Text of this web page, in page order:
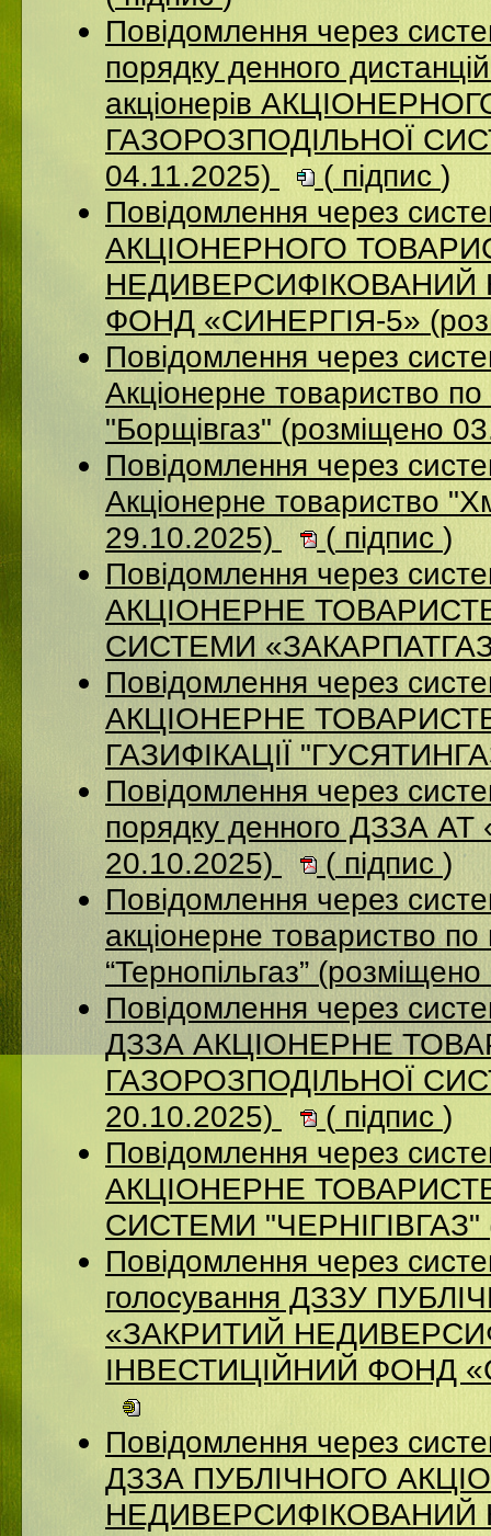
Повідомлення через
порядку денного
акціонерів
ГАЗОРОЗПОДІЛЬНОЇ
04.11.2025)
( підпис )
Повідомлення через
АКЦІОНЕРНОГО
НЕДИВЕРСИФІКОВАНИЙ
ФОНД «СИНЕРГІЯ-5»
Повідомлення через
Акцiонерне товариство по
"Борщiвгаз" (розміщено
Повідомлення через
Акціонерне товариство
29.10.2025)
( підпис )
Повідомлення через
АКЦІОНЕРНЕ
СИСТЕМИ
Повідомлення через
АКЦІОНЕРНЕ
ГАЗИФІКАЦІЇ
Повідомлення через
порядку денного ДЗЗА АТ
20.10.2025)
( підпис )
Повідомлення через
акціонерне товариство по
“Тернопільгаз”
Повідомлення через
ДЗЗА АКЦІОНЕРНЕ
ГАЗОРОЗПОДІЛЬНОЇ
20.10.2025)
( підпис )
Повідомлення через
АКЦІОНЕРНЕ
СИСТЕМИ "ЧЕРНІГІВГАЗ"
Повідомлення через
голосування ДЗЗУ
«ЗАКРИТИЙ
ІНВЕСТИЦІЙНИЙ ФОНД
Повідомлення через
ДЗЗА ПУБЛІЧНОГО
НЕДИВЕРСИФІКОВАНИЙ